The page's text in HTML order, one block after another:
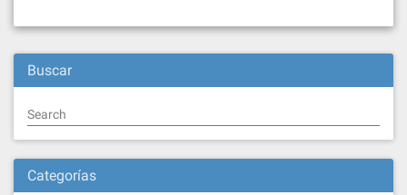
Buscar
Search
Categorías